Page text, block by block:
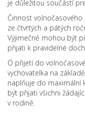
je důležitou součástí
Činnost
ze čtvrtých a pátých
Výjimečně mohou být
přijati k pravidelné
O přijetí do
vychovatelka na
naplňuje do maximální
být přijati všichni
v rodině.